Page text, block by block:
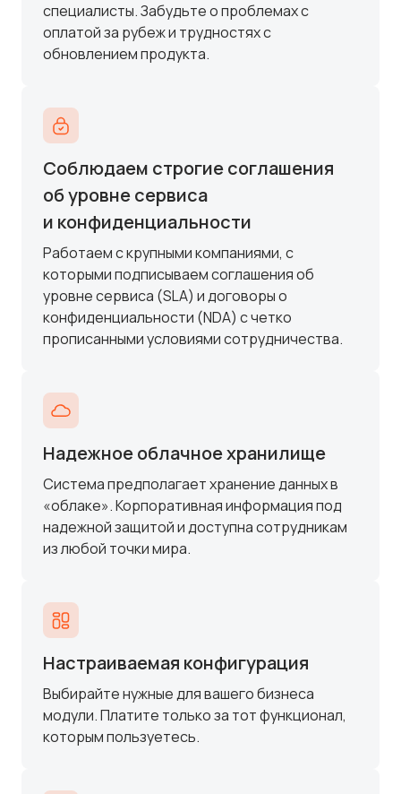
специалисты. Забудьте о проблемах с
оплатой за рубеж и трудностях с
обновлением продукта.
Соблюдаем строгие соглашения
об уровне сервиса
и конфиденциальности
Работаем с крупными компаниями, с
которыми подписываем соглашения об
уровне сервиса (SLA) и договоры о
конфиденциальности (NDA) с четко
прописанными условиями сотрудничества.
Надежное облачное хранилище
Система предполагает хранение данных в
«облаке». Корпоративная информация под
надежной защитой и доступна сотрудникам
из любой точки мира.
Настраиваемая конфигурация
Выбирайте нужные для вашего бизнеса
модули. Платите только за тот функционал,
которым пользуетесь.